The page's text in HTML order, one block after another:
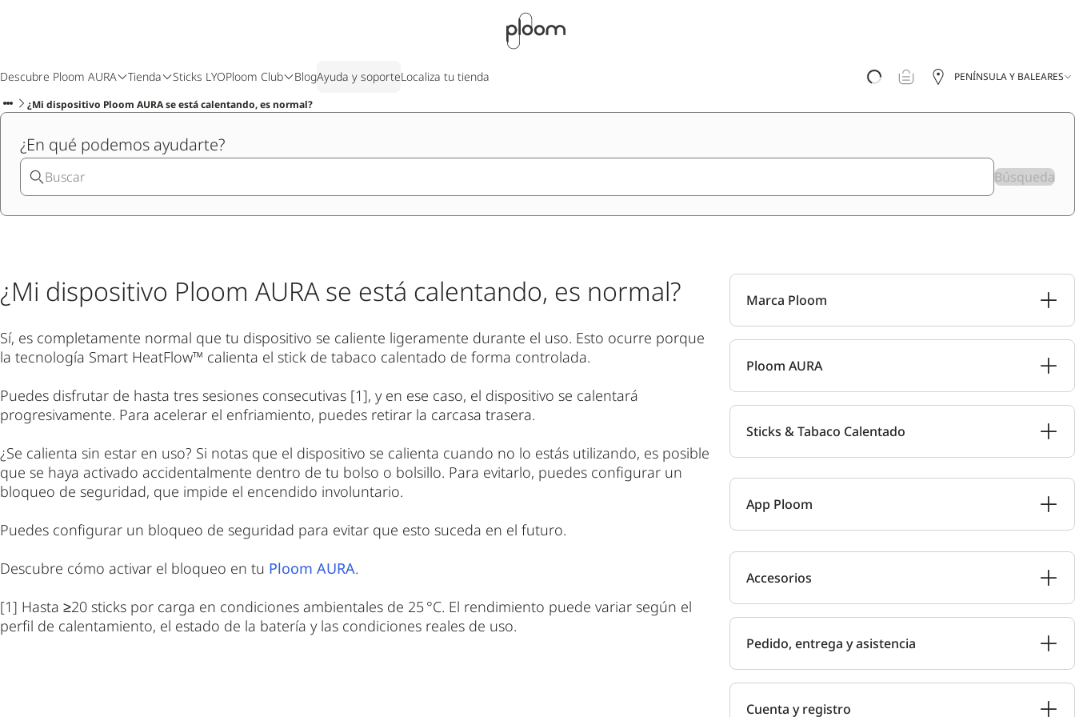
Descubre Ploom AURA Tienda Sticks LYOPloom Club BlogAyuda y soporteLocaliza tu tienda PENÍNSULA Y BALEARES
¿Mi dispositivo Ploom AURA se está calentando, es normal?
¿En qué podemos ayudarte?
Búsqueda
¿Mi dispositivo Ploom AURA se está calentando, es normal?
Sí, es completamente normal que tu dispositivo se caliente ligeramente durante el uso. Esto ocurre porque
la tecnología Smart HeatFlow™ calienta el stick de tabaco calentado de forma controlada.
Puedes disfrutar de hasta tres sesiones consecutivas [1], y en ese caso, el dispositivo se calentará
progresivamente. Para acelerar el enfriamiento, puedes retirar la carcasa trasera.
¿Se calienta sin estar en uso? Si notas que el dispositivo se calienta cuando no lo estás utilizando, es posible
que se haya activado accidentalmente dentro de tu bolso o bolsillo. Para evitarlo, puedes configurar un
bloqueo de seguridad, que impide el encendido involuntario.
Puedes configurar un bloqueo de seguridad para evitar que esto suceda en el futuro.
Descubre cómo activar el bloqueo en tu Ploom AURA.
[1] Hasta ≥20 sticks por carga en condiciones ambientales de 25 °C. El rendimiento puede variar según el
perfil de calentamiento, el estado de la batería y las condiciones reales de uso.
Marca Ploom
Ploom AURA
Sticks & Tabaco Calentado
App Ploom
Accesorios
Pedido, entrega y asistencia
Cuenta y registro